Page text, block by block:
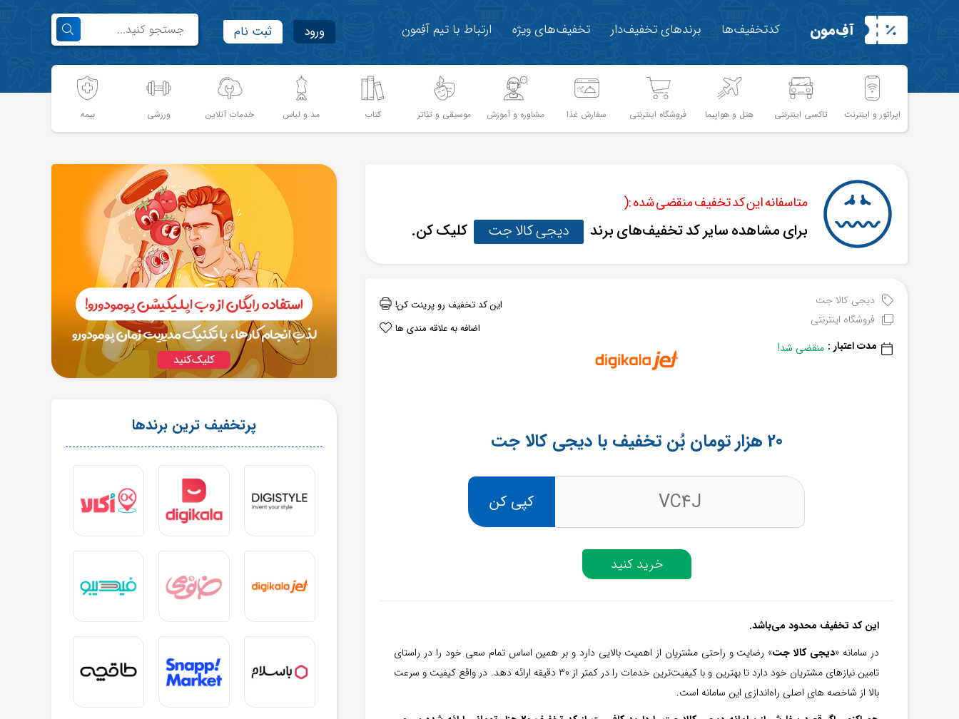
آفِ‌مون کدتخفیف‌ها برندهای تخفیف‌دار تخفیف‌های ویژه ارتباط با تیم آفِمون ورود ثبت نام
اپراتور و اینترنت تاکسی اینترنتی هتل و هواپیما فروشگاه اینترنتی سفارش غذا مشاوره و آموزش موسیقی و تئاتر کتاب مد و لباس خدمات آنلاین ورزشی بیمه
متاسفانه این کد تخفیف منقضی شده :(
برای مشاهده سایر کد تخفیف‌های برند دیجی کالا جت کلیک کن.
دیجی کالا جت
فروشگاه اینترنتی
مدت اعتبار : منقضی شد!
این کد تخفیف رو پرینت کن!
اضافه به علاقه مندی ها
20 هزار تومان بُن تخفیف با دیجی کالا جت
VC4J کپی کن
خرید کنید
این کد تخفیف محدود می‌باشد.
در سامانه «دیجی کالا جت» رضایت و راحتی مشتریان از اهمیت بالایی دارد و بر همین اساس تمام سعی خود را در راستای
تامین نیازهای مشتریان خود دارد تا بهترین و با کیفیت‌ترین خدمات را در کمتر از 30 دقیقه ارائه دهد. در واقع کیفیت و سرعت
بالا از شاخصه های اصلی راه‌اندازی این سامانه است.
پرتخفیف ترین برندها